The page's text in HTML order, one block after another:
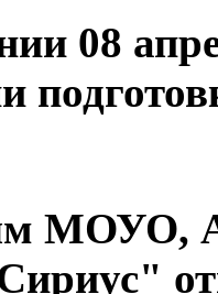
08
МОУО,